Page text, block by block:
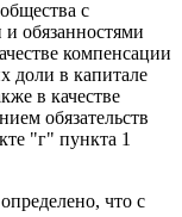
с
обязанностями
компенсации
доли в капитале
в качестве
обязательств
"г" пункта 1
что с